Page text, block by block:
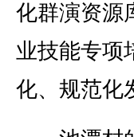
化群演资源
业技能专项
化、规范化